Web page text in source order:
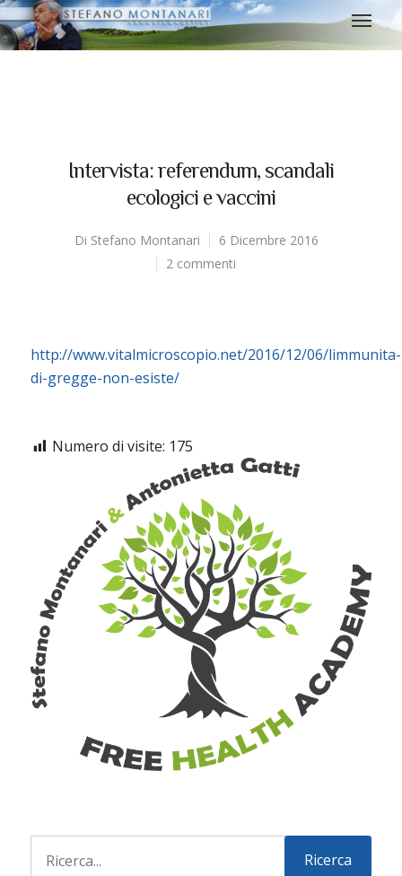
Intervista: referendum, scandali
ecologici e vaccini
Di Stefano Montanari
6 Dicembre 2016
2 commenti
http://www.vitalmicroscopio.net/2016/12/06/limmunita-
di-gregge-non-esiste/
Numero di visite: 175